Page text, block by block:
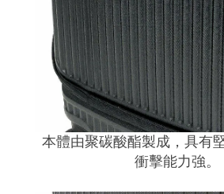
本體由聚碳酸酯製成，具有
衝擊能力強。